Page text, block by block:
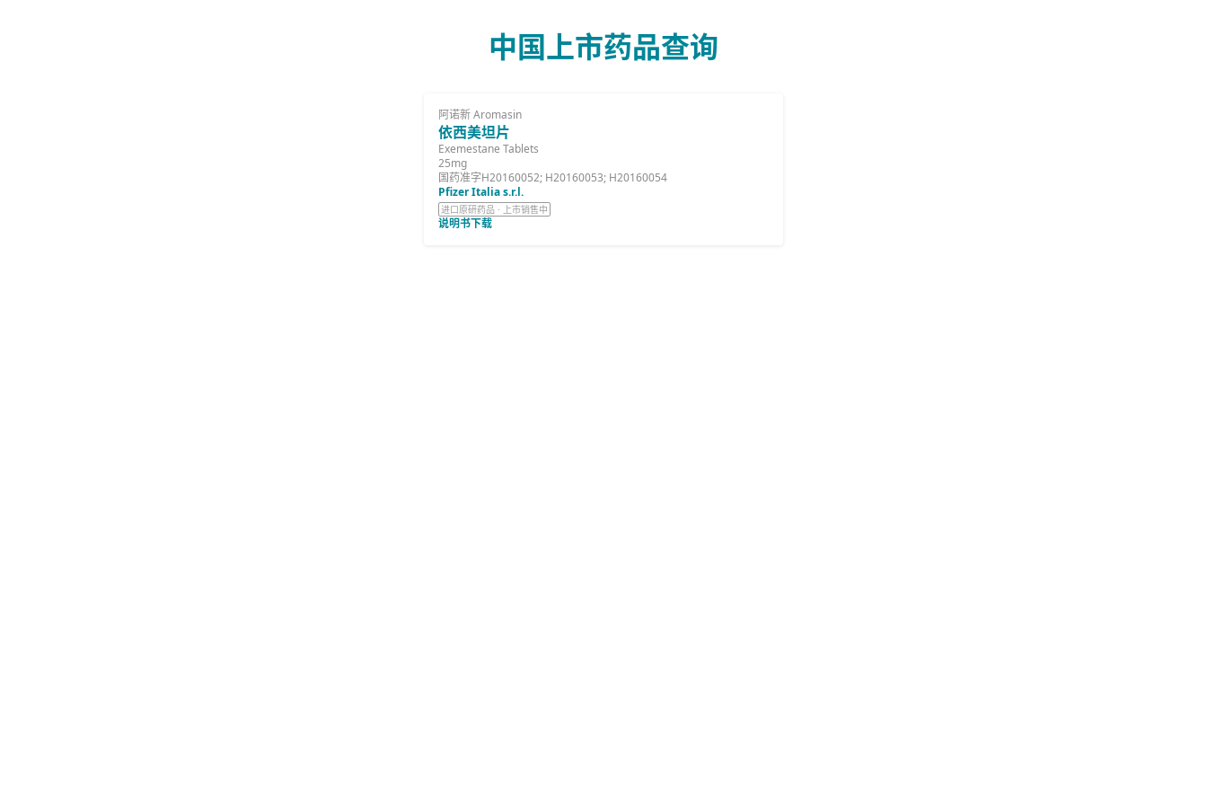
中国上市药品查询
阿诺新 Aromasin
依西美坦片
Exemestane Tablets
25mg
国药准字H20160052; H20160053; H20160054
Pfizer Italia s.r.l.
进口原研药品 · 上市销售中
说明书下载